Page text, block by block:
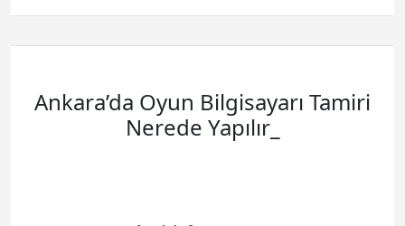
Ankara’da Oyun Bilgisayarı Tamiri
Nerede Yapılır_